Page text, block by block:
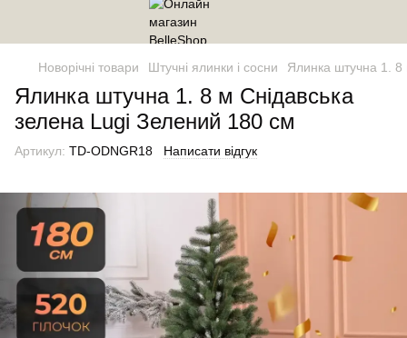
Новорічні товари Штучні ялинки і сосни Ялинка штучна 1. 8
Ялинка штучна 1. 8 м Снідавська
зелена Lugi Зелений 180 см
Артикул: TD-ODNGR18 Написати відгук